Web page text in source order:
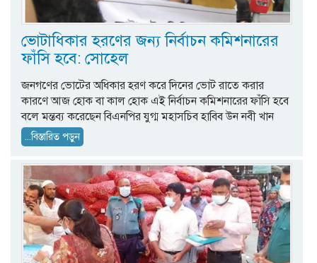
ভোটাধিকার হরণের জন্য নির্বাচন কমিশনারের
ফাঁসি হবে: সোহেল
জনগ‌ণের ভোটের অধিকার হরণ করে দি‌নের ভোট রা‌তে করার
কারণে আজ হোক বা কাল হোক এই নির্বাচন কমিশনারের ফাঁসি হবে
বলে মন্তব‌্য করেছেন বিএনপির যুগ্ম মহাসচিব হাবিব উন নবী খান
...বিস্তারিত পড়ুন